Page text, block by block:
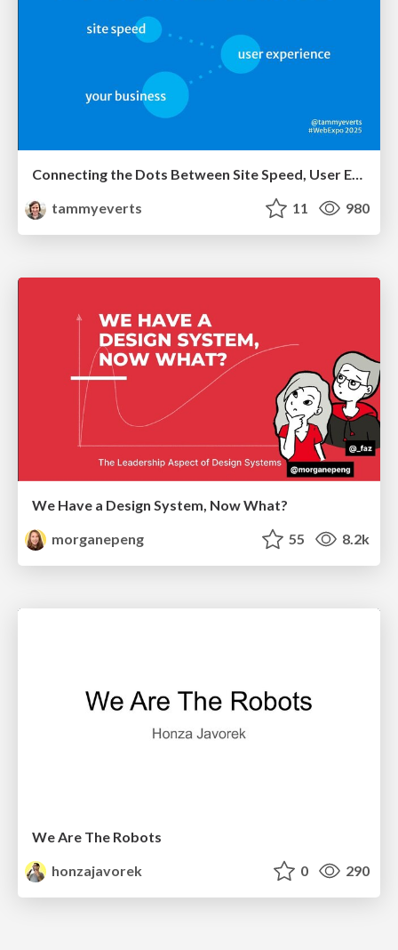
Connecting the Dots Between Site Speed, User Experience & Your Business [WebExpo 2025]
tammyeverts
11 980
We Have a Design System, Now What?
morganepeng
55 8.2k
We Are The Robots
honzajavorek
0 290